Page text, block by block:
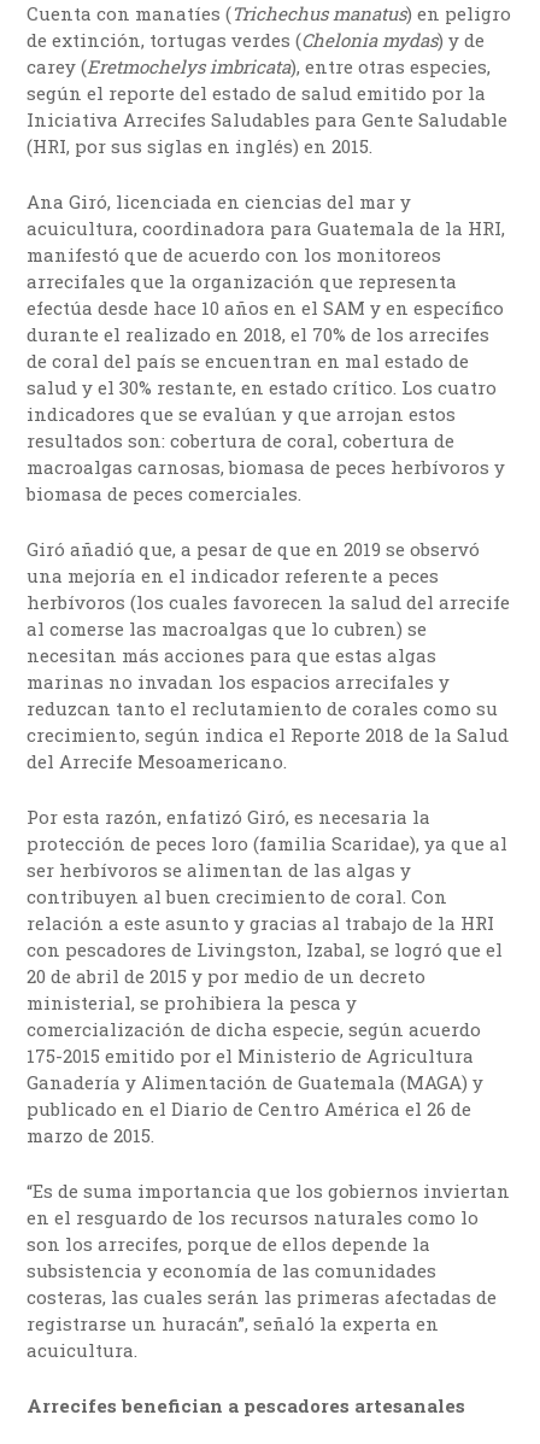
Cuenta con manatíes (Trichechus manatus) en peligro
de extinción, tortugas verdes (Chelonia mydas) y de
carey (Eretmochelys imbricata), entre otras especies,
según el reporte del estado de salud emitido por la
Iniciativa Arrecifes Saludables para Gente Saludable
(HRI, por sus siglas en inglés) en 2015.
Ana Giró, licenciada en ciencias del mar y
acuicultura, coordinadora para Guatemala de la HRI,
manifestó que de acuerdo con los monitoreos
arrecifales que la organización que representa
efectúa desde hace 10 años en el SAM y en específico
durante el realizado en 2018, el 70% de los arrecifes
de coral del país se encuentran en mal estado de
salud y el 30% restante, en estado crítico. Los cuatro
indicadores que se evalúan y que arrojan estos
resultados son: cobertura de coral, cobertura de
macroalgas carnosas, biomasa de peces herbívoros y
biomasa de peces comerciales.
Giró añadió que, a pesar de que en 2019 se observó
una mejoría en el indicador referente a peces
herbívoros (los cuales favorecen la salud del arrecife
al comerse las macroalgas que lo cubren) se
necesitan más acciones para que estas algas
marinas no invadan los espacios arrecifales y
reduzcan tanto el reclutamiento de corales como su
crecimiento, según indica el Reporte 2018 de la Salud
del Arrecife Mesoamericano.
Por esta razón, enfatizó Giró, es necesaria la
protección de peces loro (familia Scaridae), ya que al
ser herbívoros se alimentan de las algas y
contribuyen al buen crecimiento de coral. Con
relación a este asunto y gracias al trabajo de la HRI
con pescadores de Livingston, Izabal, se logró que el
20 de abril de 2015 y por medio de un decreto
ministerial, se prohibiera la pesca y
comercialización de dicha especie, según acuerdo
175-2015 emitido por el Ministerio de Agricultura
Ganadería y Alimentación de Guatemala (MAGA) y
publicado en el Diario de Centro América el 26 de
marzo de 2015.
“Es de suma importancia que los gobiernos inviertan
en el resguardo de los recursos naturales como lo
son los arrecifes, porque de ellos depende la
subsistencia y economía de las comunidades
costeras, las cuales serán las primeras afectadas de
registrarse un huracán”, señaló la experta en
acuicultura.
Arrecifes benefician a pescadores artesanales